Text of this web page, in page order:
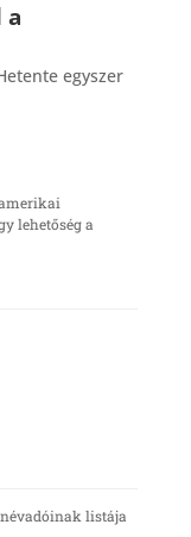
a
egyszer
lehetőség a
listája